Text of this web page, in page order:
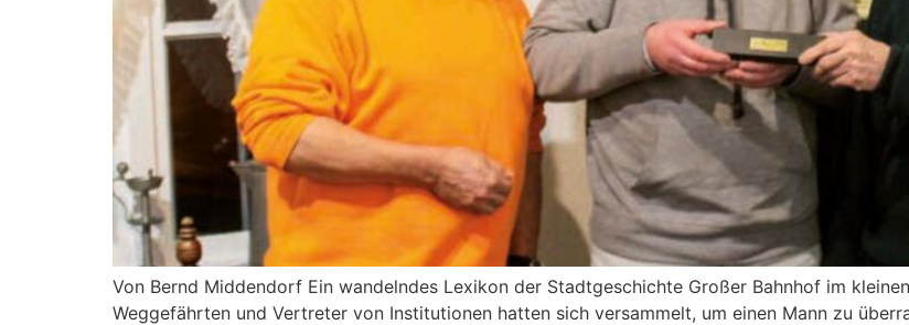
Von Bernd Middendorf Ein wandelndes Lexikon der Stadtgeschichte Großer Bahnhof im
Weggefährten und Vertreter von Institutionen hatten sich versammelt, um einen Mann zu